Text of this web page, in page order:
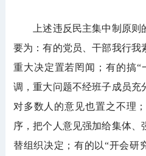
上述违反民主集中制原则
要为：有的党员、干部我行我
重大决定置若罔闻；有的搞“
调，重大问题不经班子成员充
对多数人的意见也置之不理
序，把个人意见强加给集体
替组织决定；有的以“开会研